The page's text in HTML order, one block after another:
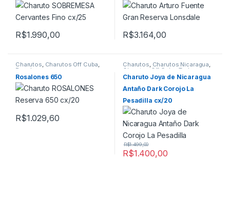
R$1.990,00 R$3.164,00
Charutos, Charutos Off Cuba,
Rosalones
Rosalones 650
R$1.029,60
Charutos, Charutos Nicaragua,
Charutos Off Cuba ,Todos
Produtos
Charuto Joya de Nicaragua
Antaño Dark Corojo La
Pesadilla cx/20
R$1.400,00
R$1.499,00